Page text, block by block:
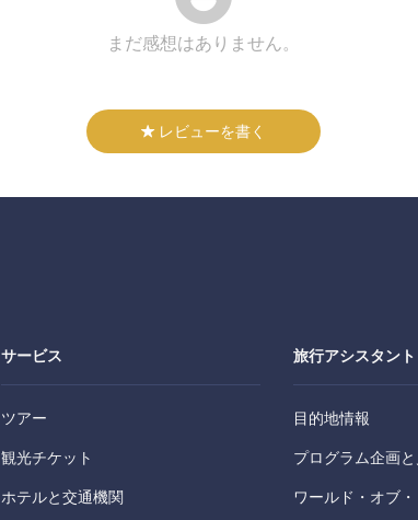
まだ感想はありません。
レビューを書く
サービス
ツアー
観光チケット
ホテルと交通機関
旅行アシスタント
目的地情報
プログラム企画
ワールド・オブ